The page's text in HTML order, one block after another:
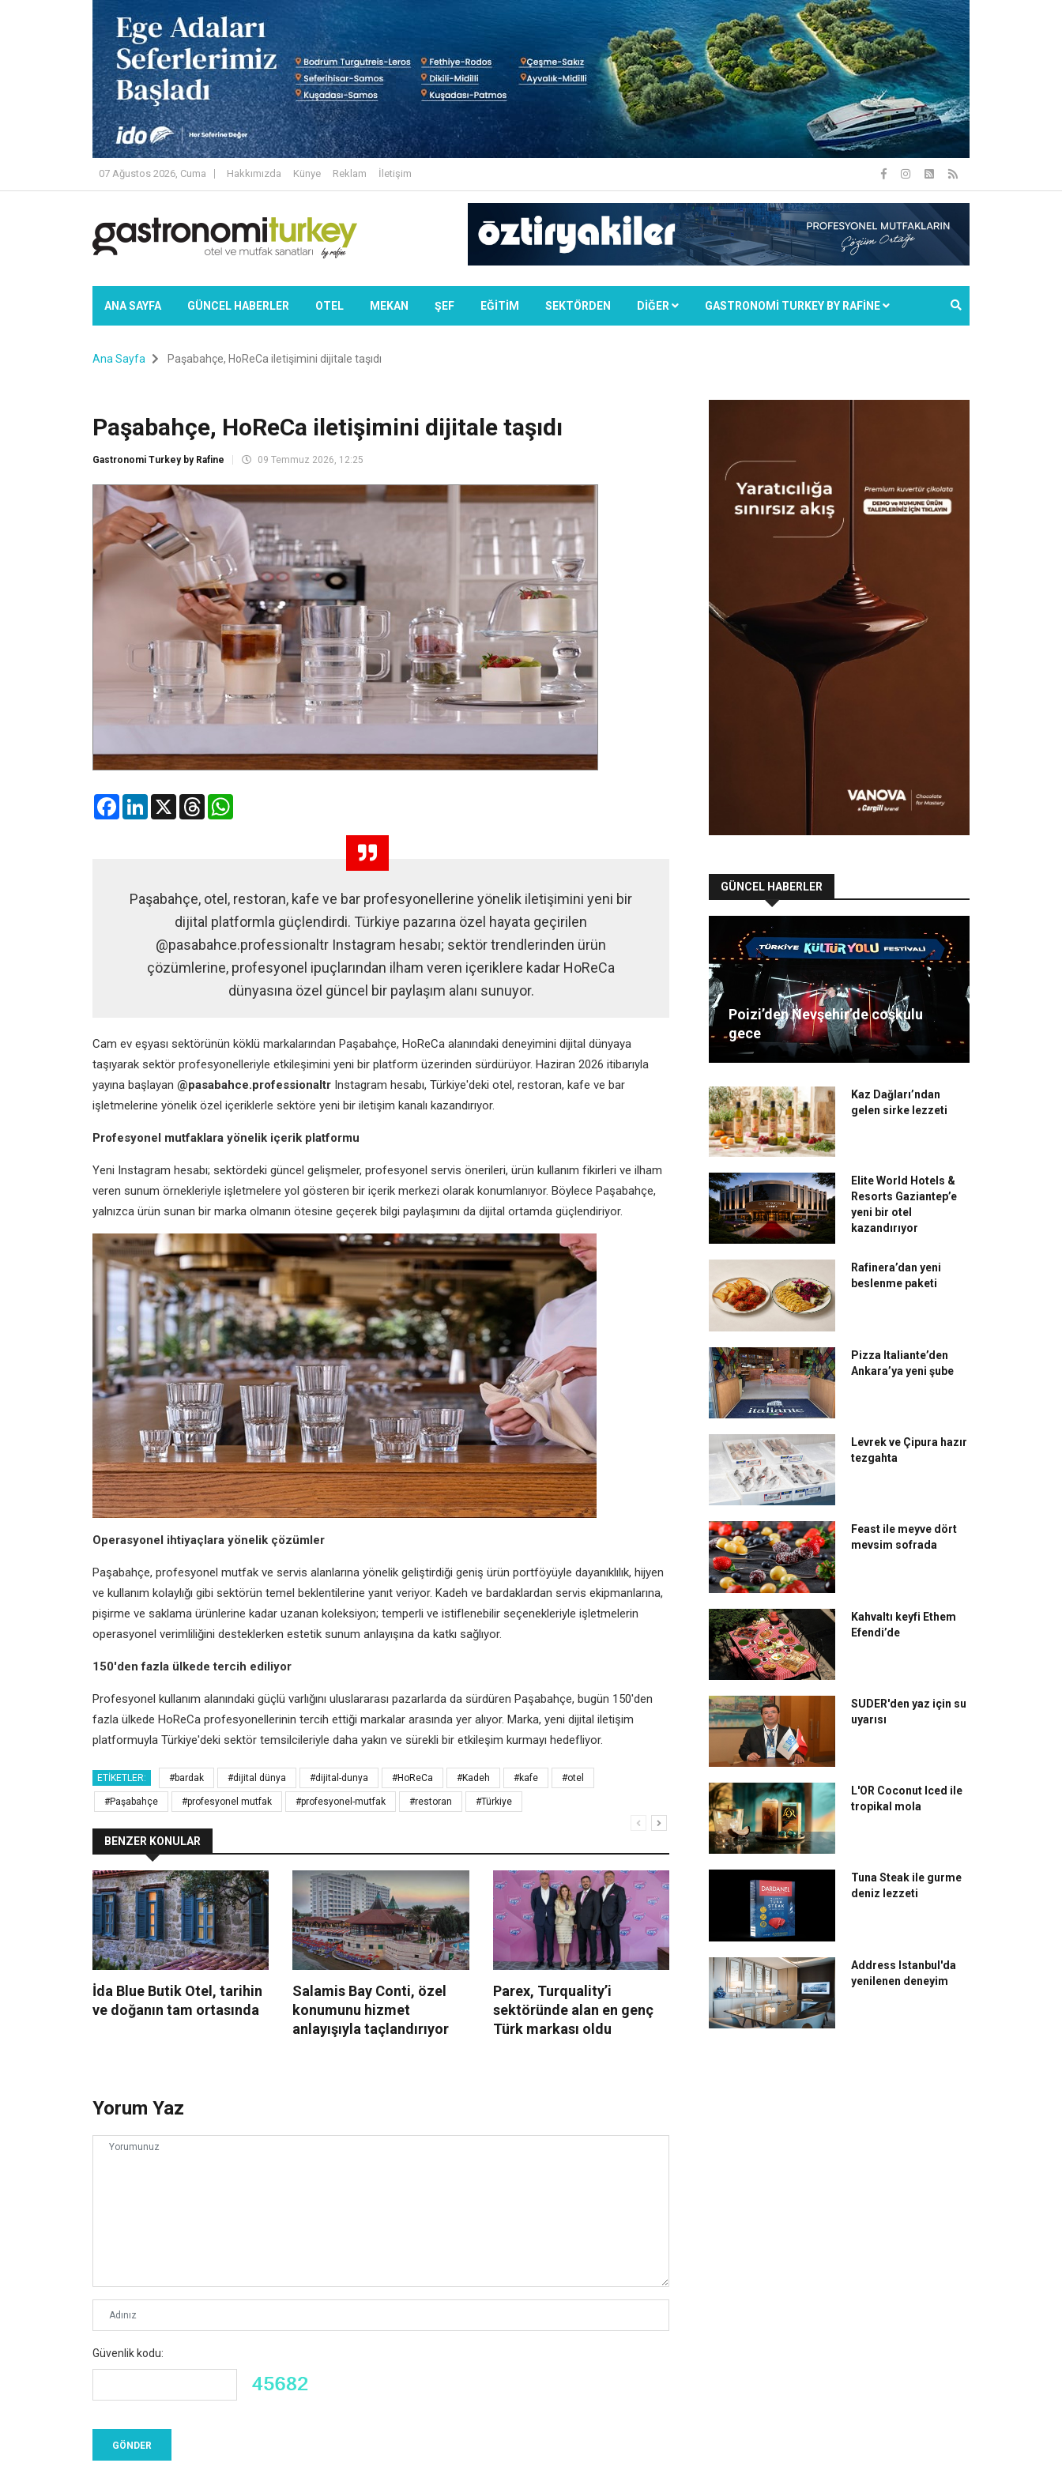
07 Ağustos 2026, Cuma Hakkımızda Künye Reklam İletişim
ANA SAYFA GÜNCEL HABERLER OTEL MEKAN ŞEF EĞİTİM SEKTÖRDEN DIĞER GASTRONOMİ TURKEY BY RAFİNE
Ana Sayfa Paşabahçe, HoReCa iletişimini dijitale taşıdı
Paşabahçe, HoReCa iletişimini dijitale taşıdı
Gastronomi Turkey by Rafine 09 Temmuz 2026, 12:25
FacebookLinkedIn
X Threads
Paşabahçe, otel, restoran, kafe ve bar profesyonellerine yönelik iletişimini yeni bir
dijital platformla güçlendirdi. Türkiye pazarına özel hayata geçirilen
@pasabahce.professionaltr Instagram hesabı; sektör trendlerinden ürün
çözümlerine, profesyonel ipuçlarından ilham veren içeriklere kadar HoReCa
dünyasına özel güncel bir paylaşım alanı sunuyor.
Cam ev eşyası sektörünün köklü markalarından Paşabahçe, HoReCa alanındaki deneyimini dijital dünyaya
taşıyarak sektör profesyonelleriyle etkileşimini yeni bir platform üzerinden sürdürüyor. Haziran 2026 itibarıyla
yayına başlayan @pasabahce.professionaltr Instagram hesabı, Türkiye'deki otel, restoran, kafe ve bar
işletmelerine yönelik özel içeriklerle sektöre yeni bir iletişim kanalı kazandırıyor.
Profesyonel mutfaklara yönelik içerik platformu
Yeni Instagram hesabı; sektördeki güncel gelişmeler, profesyonel servis önerileri, ürün kullanım fikirleri ve ilham
veren sunum örnekleriyle işletmelere yol gösteren bir içerik merkezi olarak konumlanıyor. Böylece Paşabahçe,
yalnızca ürün sunan bir marka olmanın ötesine geçerek bilgi paylaşımını da dijital ortamda güçlendiriyor.
Operasyonel ihtiyaçlara yönelik çözümler
Paşabahçe, profesyonel mutfak ve servis alanlarına yönelik geliştirdiği geniş ürün portföyüyle dayanıklılık, hijyen
ve kullanım kolaylığı gibi sektörün temel beklentilerine yanıt veriyor. Kadeh ve bardaklardan servis ekipmanlarına,
pişirme ve saklama ürünlerine kadar uzanan koleksiyon; temperli ve istiflenebilir seçenekleriyle işletmelerin
operasyonel verimliliğini desteklerken estetik sunum anlayışına da katkı sağlıyor.
150'den fazla ülkede tercih ediliyor
Profesyonel kullanım alanındaki güçlü varlığını uluslararası pazarlarda da sürdüren Paşabahçe, bugün 150'den
fazla ülkede HoReCa profesyonellerinin tercih ettiği markalar arasında yer alıyor. Marka, yeni dijital iletişim
platformuyla Türkiye'deki sektör temsilcileriyle daha yakın ve sürekli bir etkileşim kurmayı hedefliyor.
ETIKETLER: #bardak #dijital dünya #dijital-dunya #HoReCa #Kadeh #kafe #otel
#Paşabahçe #profesyonel mutfak #profesyonel-mutfak #restoran #Türkiye
BENZER KONULAR
İda Blue Butik Otel, tarihin
ve doğanın tam ortasında
Salamis Bay Conti, özel
konumunu hizmet
anlayışıyla taçlandırıyor
Parex, Turquality’i
sektöründe alan en genç
Türk markası oldu
Swissôtel Büyük Efes,
İzmir’e 'Safehotels
Certification'
Mövenpick Hotel
Yorum Yaz
Güvenlik kodu:
GÜNCEL HABERLER
Poizi’den Nevşehir’de coşkulu
gece
Kaz Dağları’ndan
gelen sirke lezzeti
Elite World Hotels &
Resorts Gaziantep’e
yeni bir otel
kazandırıyor
Rafinera’dan yeni
beslenme paketi
Pizza Italiante’den
Ankara’ya yeni şube
Levrek ve Çipura hazır
tezgahta
Feast ile meyve dört
mevsim sofrada
Kahvaltı keyfi Ethem
Efendi’de
SUDER'den yaz için su
uyarısı
L'OR Coconut Iced ile
tropikal mola
Tuna Steak ile gurme
deniz lezzeti
Address Istanbul'da
yenilenen deneyim